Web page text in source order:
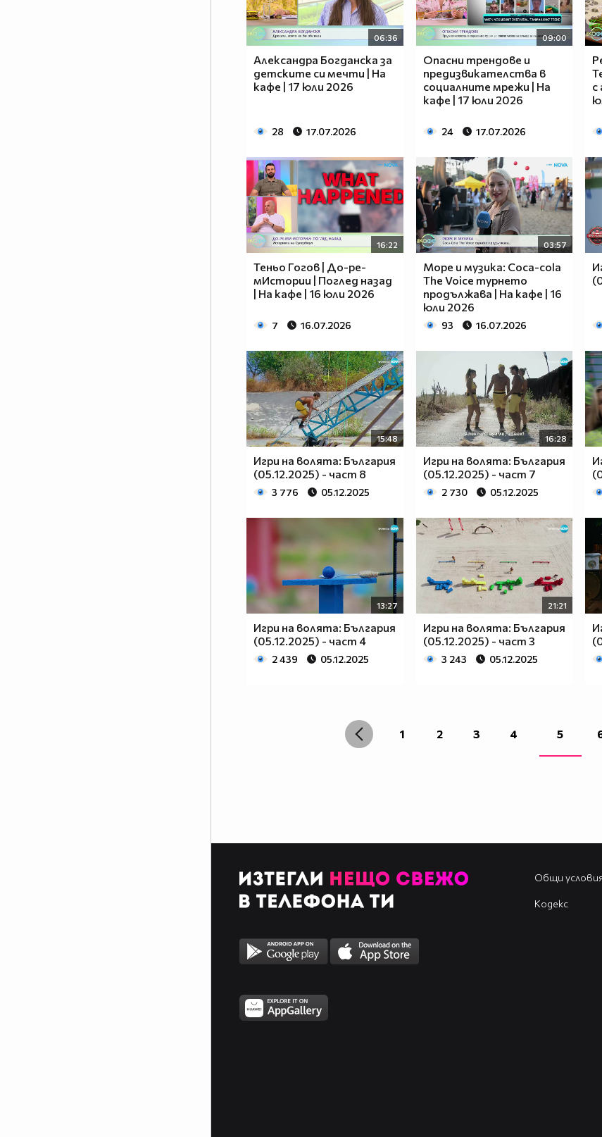
06:36
Александра Богданска за
детските си мечти | На
кафе | 17 юли 2026
28 17.07.2026
09:00
Опасни трендове и
предизвикателства в
социалните мрежи | На
кафе | 17 юли 2026
24 17.07.2026
с
16:22
Теньо Гогов | До-ре-
мИстории | Поглед назад
| На кафе | 16 юли 2026
7 16.07.2026
03:57
Море и музика: Coca-cola
The Voice турнето
продължава | На кафе | 16
юли 2026
93 16.07.2026
15:48
Игри на волята: България
(05.12.2025) - част 8
3 776 05.12.2025
16:28
Игри на волята: България
(05.12.2025) - част 7
2 730 05.12.2025
13:27
Игри на волята: България
(05.12.2025) - част 4
2 439 05.12.2025
21:21
Игри на волята: България
(05.12.2025) - част 3
3 243 05.12.2025
1 2 3 4 5
Общи условия
Кодекс